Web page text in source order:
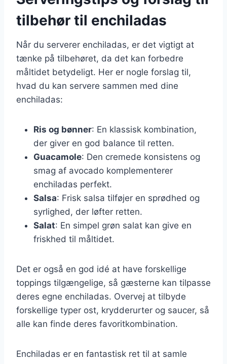
tilbehør til enchiladas
Når du serverer enchiladas, er det vigtigt at
tænke på tilbehøret, da det kan forbedre
måltidet betydeligt. Her er nogle forslag til,
hvad du kan servere sammen med dine
enchiladas:
Ris og bønner: En klassisk kombination,
der giver en god balance til retten.
Guacamole: Den cremede konsistens og
smag af avocado komplementerer
enchiladas perfekt.
Salsa: Frisk salsa tilføjer en sprødhed og
syrlighed, der løfter retten.
Salat: En simpel grøn salat kan give en
friskhed til måltidet.
Det er også en god idé at have forskellige
toppings tilgængelige, så gæsterne kan tilpasse
deres egne enchiladas. Overvej at tilbyde
forskellige typer ost, krydderurter og saucer, så
alle kan finde deres favoritkombination.
Enchiladas er en fantastisk ret til at samle